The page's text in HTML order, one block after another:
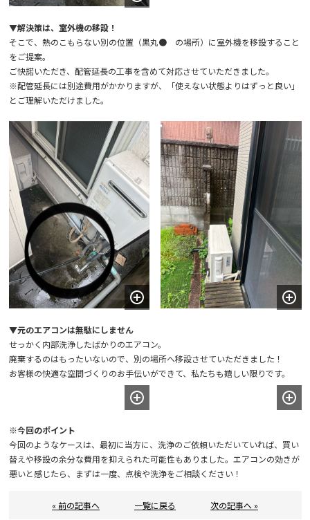
▼解決策は、室外機の移設！
そこで、熱のこもらない別の位置（黒丸● の場所）に室外機を移設すること
をご提案。
ご快諾いただき、配管延長の工事を含めて対応させていただきました。
※配管延長には別途費用がかかりますが、「使えない状態よりはずっと良い」
とご理解いただけました。
▼元のエアコンは無駄にしません
せっかく内部洗浄したばかりのエアコン。
廃棄するのはもったいないので、別の場所へ移設させていただきました！
お客様の快適な空間づくりのお手伝いができて、私たちも嬉しい限りです。
※今回のポイント
今回のようなケースは、最初に当方に、洗浄のご依頼いただいていれば、買い
替えや移設の余分な費用を抑えられた可能性もありました。エアコンの効きが
悪いと感じたら、まずは一度、点検や洗浄をご相談ください！
« 前の記事へ 一覧に戻る 次の記事へ »